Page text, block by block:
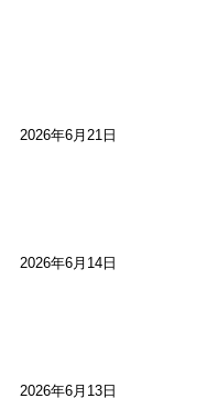
2026年6月21日
2026年6月14日
2026年6月13日